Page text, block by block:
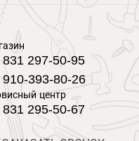
297-50-95
393-80-26
центр
295-50-67